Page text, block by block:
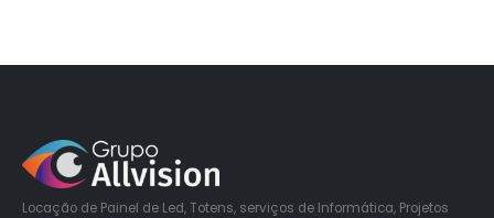
Locação de Painel de Led, Totens, serviços de Informática, Projetos